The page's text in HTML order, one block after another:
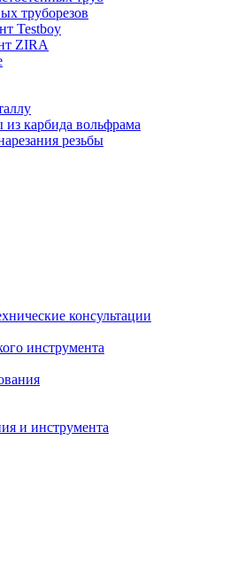
труборезов
Testboy
ZIRA
карбида вольфрама
резьбы
консультации
инструмента
и инструмента